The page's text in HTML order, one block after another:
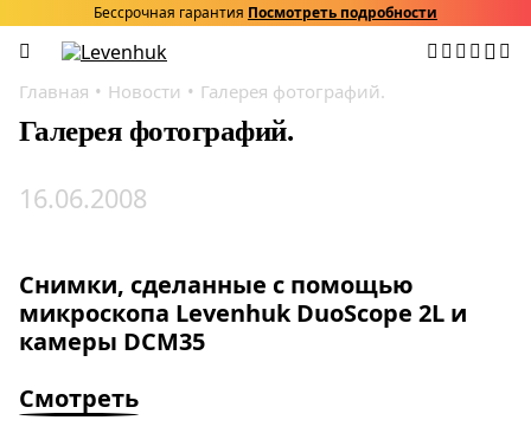
Бессрочная гарантия Посмотреть подробности
Главная Новости Галерея фотографий.
Галерея фотографий.
16.06.2008
Снимки, сделанные с помощью
микроскопа Levenhuk DuoScope 2L и
камеры DCM35
Смотреть